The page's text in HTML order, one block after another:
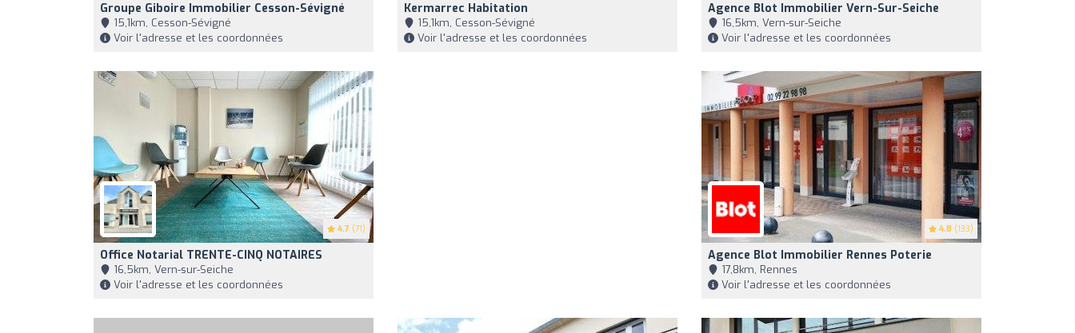
Groupe Giboire Immobilier Cesson-Sévigné
15,1km, Cesson-Sévigné
Voir l'adresse et les coordonnées
Kermarrec Habitation
15,1km, Cesson-Sévigné
Voir l'adresse et les coordonnées
Agence Blot Immobilier Vern-Sur-Seiche
16,5km, Vern-sur-Seiche
Voir l'adresse et les coordonnées
4.7 (71)
Office Notarial TRENTE-CINQ NOTAIRES
16,5km, Vern-sur-Seiche
Voir l'adresse et les coordonnées
4.8 (133)
Agence Blot Immobilier Rennes Poterie
17,8km, Rennes
Voir l'adresse et les coordonnées